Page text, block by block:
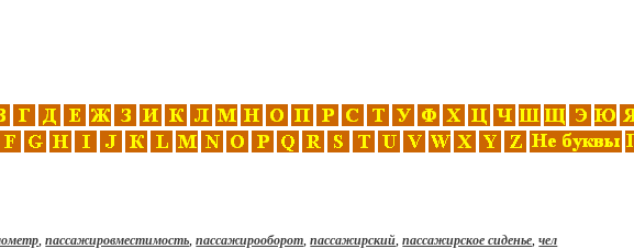
,пассажировместимость,пассажирооборот,пассажирский,пассажирское сиденье,чел